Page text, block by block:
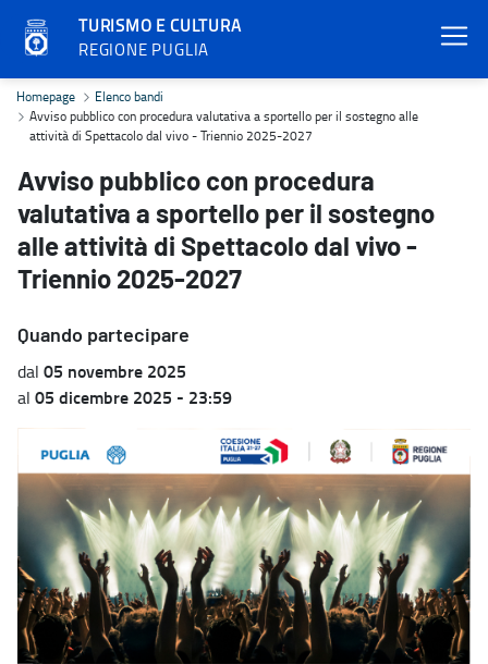
TURISMO E CULTURA
REGIONE PUGLIA
Avviso pubblico con procedura valutativa a sportello per il
Homepage
Elenco bandi
Avviso pubblico con procedura valutativa a sportello per il sostegno alle
attività di Spettacolo dal vivo - Triennio 2025-2027
Avviso pubblico con procedura
valutativa a sportello per il sostegno
alle attività di Spettacolo dal vivo -
Triennio 2025-2027
Quando partecipare
dal 05 novembre 2025
al 05 dicembre 2025 - 23:59